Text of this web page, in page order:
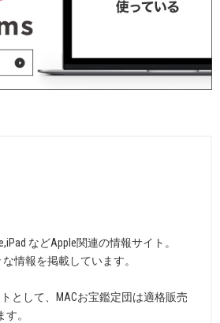
などApple関連の情報サイト。
情報を掲載しています。
として、MACお宝鑑定団は適格販売
。